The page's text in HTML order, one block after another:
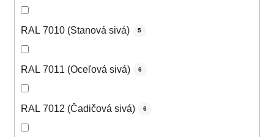
RAL 7010 (Stanová sivá) 5
RAL 7011 (Oceľová sivá) 6
RAL 7012 (Čadičová sivá) 6